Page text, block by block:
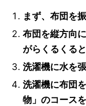
まず、布団を
布団を縦方向
がらくるくると
洗濯機に水を
洗濯機に布団
物」のコース